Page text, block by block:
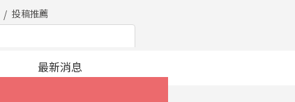
投稿推薦
最新消息